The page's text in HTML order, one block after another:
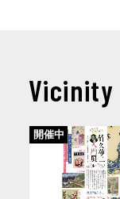
Vicinity
開催中